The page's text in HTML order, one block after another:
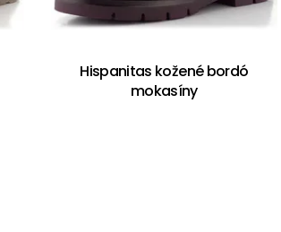
Hispanitas kožené bordó
mokasíny